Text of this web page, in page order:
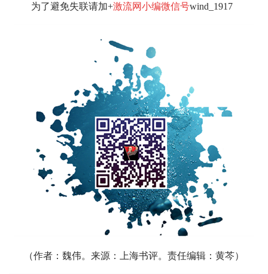
为了避免失联请加+激流网小编微信号wind_1917
（作者：魏伟。来源：上海书评。责任编辑：黄芩）